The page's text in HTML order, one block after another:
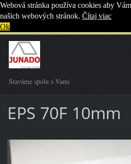
Webová stránka používa cookies aby
našich webových stránok. Čítaj viac
Ok
Staváme spolu s Vami
EPS 70F 10mm